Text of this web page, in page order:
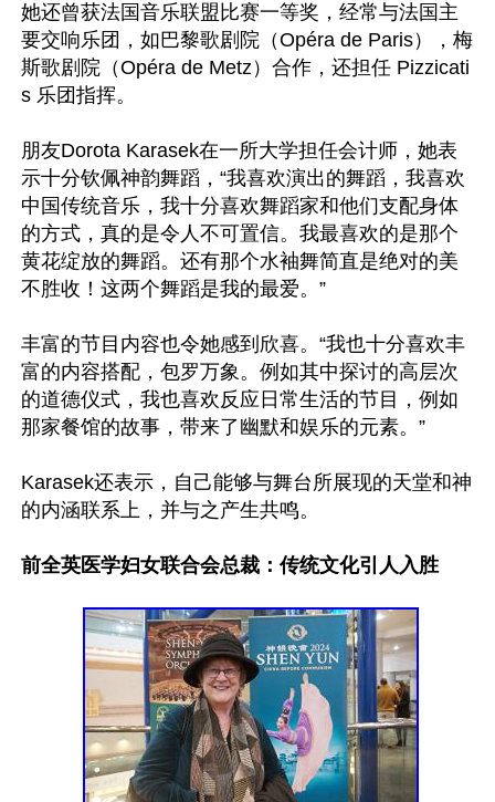
她还曾获法国音乐联盟比赛一等奖，经常与法国主
要交响乐团，如巴黎歌剧院（Opéra de Paris），梅
斯歌剧院（Opéra de Metz）合作，还担任 Pizzicati
s 乐团指挥。
朋友Dorota Karasek在一所大学担任会计师，她表
示十分钦佩神韵舞蹈，“我喜欢演出的舞蹈，我喜欢
中国传统音乐，我十分喜欢舞蹈家和他们支配身体
的方式，真的是令人不可置信。我最喜欢的是那个
黄花绽放的舞蹈。还有那个水袖舞简直是绝对的美
不胜收！这两个舞蹈是我的最爱。”
丰富的节目内容也令她感到欣喜。“我也十分喜欢丰
富的内容搭配，包罗万象。例如其中探讨的高层次
的道德仪式，我也喜欢反应日常生活的节目，例如
那家餐馆的故事，带来了幽默和娱乐的元素。”
Karasek还表示，自己能够与舞台所展现的天堂和神
的内涵联系上，并与之产生共鸣。
前全英医学妇女联合会总裁：传统文化引人入胜